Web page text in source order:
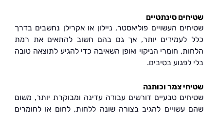
סינתטיים
העשויים פוליאסטר, ניילון או אקרילן נחשבים בדרך
לעמידים יותר, אך גם בהם חשוב להתאים את רמת
חומרי הניקוי ואופן השאיבה כדי להגיע לתוצאה טובה
בסיבים.
צמר וכותנה
טבעיים דורשים עבודה עדינה ומבוקרת יותר, משום
להגיב בצורה שונה ללחות, לחום או לחומרים